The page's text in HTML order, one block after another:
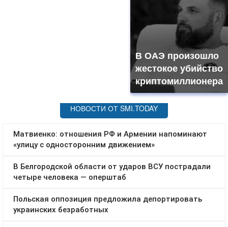
В ОАЭ произошло
жестокое убийство
криптомиллионера